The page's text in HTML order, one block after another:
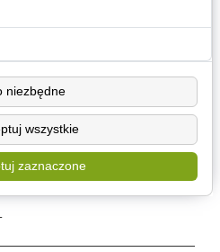
żadnego wpisu na mikroblogu.
niezbędne
wszystkie
zaznaczone